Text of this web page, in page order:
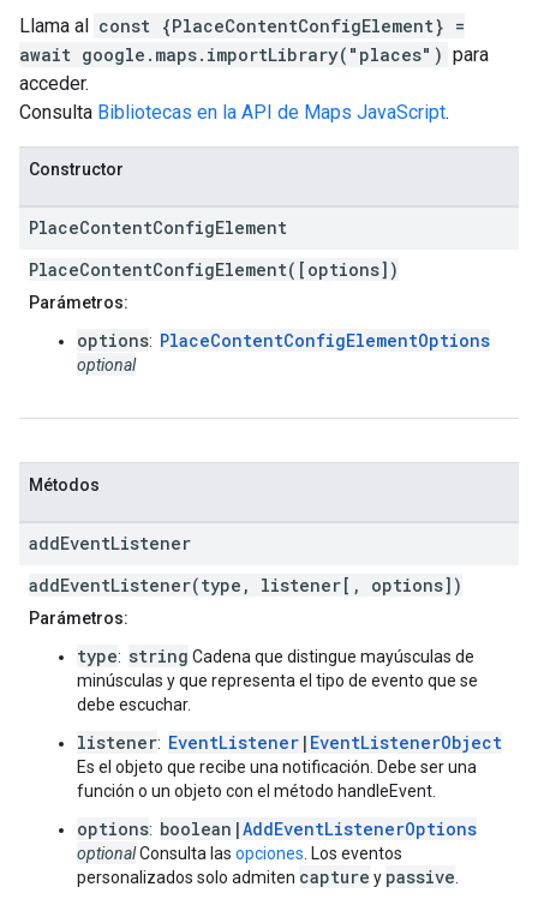
Llama al const {PlaceContentConfigElement} =
await google.maps.importLibrary("places") para
acceder.
Consulta Bibliotecas en la API de Maps JavaScript.
Constructor
PlaceContentConfigElement
PlaceContentConfigElement([options])
Parámetros:
options: PlaceContentConfigElementOptions
optional
Métodos
addEventListener
addEventListener(type, listener[, options])
Parámetros:
type: string Cadena que distingue mayúsculas de
minúsculas y que representa el tipo de evento que se
debe escuchar.
listener: EventListener | EventListenerObject
Es el objeto que recibe una notificación. Debe ser una
función o un objeto con el método handleEvent.
options: boolean|AddEventListenerOptions
optionalConsulta las opciones . Los eventos
personalizados solo admiten capture y passive